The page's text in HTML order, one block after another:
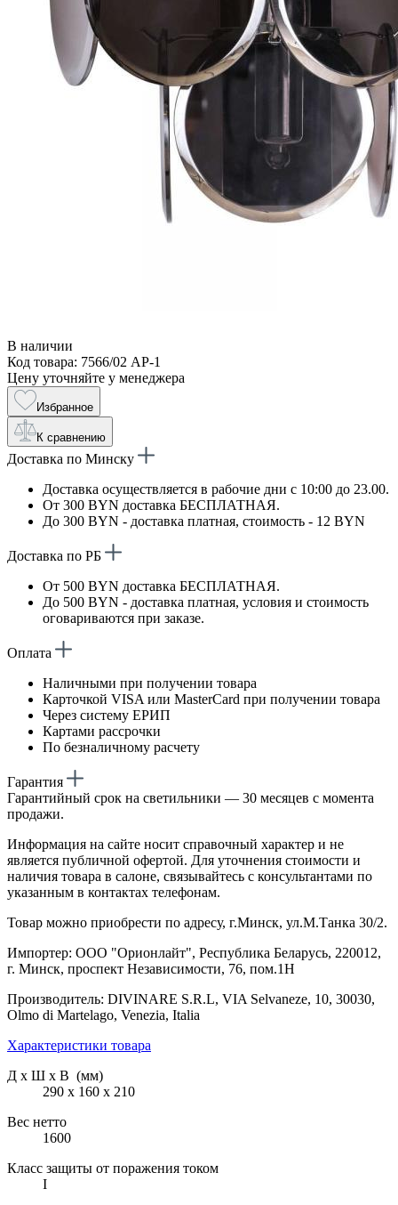
В наличии
Код товара: 7566/02 AP-1
Цену уточняйте у менеджера
Избранное
К сравнению
Доставка по Минску
Доставка осуществляется в рабочие дни с 10:00 до 23.00.
От 300 BYN доставка БЕСПЛАТНАЯ.
До 300 BYN - доставка платная, стоимость - 12 BYN
Доставка по РБ
От 500 BYN доставка БЕСПЛАТНАЯ.
До 500 BYN - доставка платная, условия и стоимость
оговариваются при заказе.
Оплата
Наличными при получении товара
Карточкой VISA или MasterCard при получении товара
Через систему ЕРИП
Картами рассрочки
По безналичному расчету
Гарантия
Гарантийный срок на светильники — 30 месяцев с момента
продажи.
Информация на сайте носит справочный характер и не
является публичной офертой. Для уточнения стоимости и
наличия товара в салоне, связывайтесь с консультантами по
указанным в контактах телефонам.
Товар можно приобрести по адресу, г.Минск, ул.М.Танка 30/2.
Импортер: ООО "Орионлайт", Республика Беларусь, 220012,
г. Минск, проспект Независимости, 76, пом.1Н
Производитель: DIVINARE S.R.L, VIA Selvaneze, 10, 30030,
Olmo di Martelago, Venezia, Italia
Характеристики товара
Д х Ш х В (мм)
290 х 160 х 210
Вес нетто
1600
Класс защиты от поражения током
I